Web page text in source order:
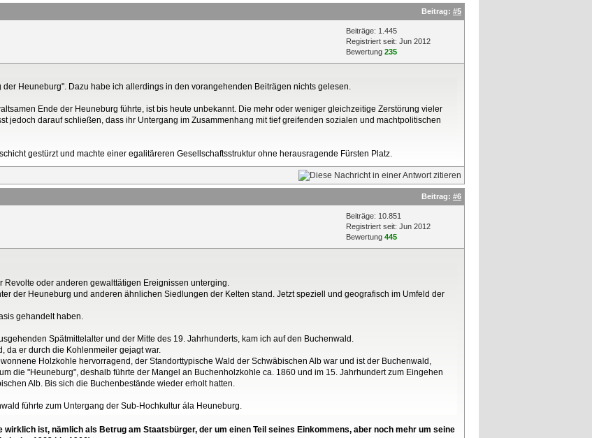
Beitrag: #5
Beiträge: 1.445
Registriert seit: Jun 2012
Bewertung 235
Heuneburg". Dazu habe ich allerdings in den vorangehenden Beiträgen nichts gelesen.
Ende der Heuneburg führte, ist bis heute unbekannt. Die mehr oder weniger gleichzeitige Zerstörung vieler
jedoch darauf schließen, dass ihr Untergang im Zusammenhang mit tief greifenden sozialen und machtpolitischen
gestürzt und machte einer egalitäreren Gesellschaftsstruktur ohne herausragende Fürsten Platz.
Beitrag: #6
Beiträge: 10.851
Registriert seit: Jun 2012
Bewertung 445
oder anderen gewalttätigen Ereignissen unterging.
der Heuneburg und anderen ähnlichen Siedlungen der Kelten stand. Jetzt speziell und geografisch im Umfeld der
gehandelt haben.
Spätmittelalter und der Mitte des 19. Jahrhunderts, kam ich auf den Buchenwald.
da er durch die Kohlenmeiler gejagt war.
Holzkohle hervorragend, der Standorttypische Wald der Schwäbischen Alb war und ist der Buchenwald,
die "Heuneburg", deshalb führte der Mangel an Buchenholzkohle ca. 1860 und im 15. Jahrhundert zum Eingehen
Alb. Bis sich die Buchenbestände wieder erholt hatten.
führte zum Untergang der Sub-Hochkultur ála Heuneburg.
ist, nämlich als Betrug am Staatsbürger, der um einen Teil seines Einkommens, aber noch mehr um seine